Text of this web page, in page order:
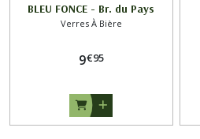
BLEU FONCE - Br. du Pays
Flamand
Verres À Bière
9€95